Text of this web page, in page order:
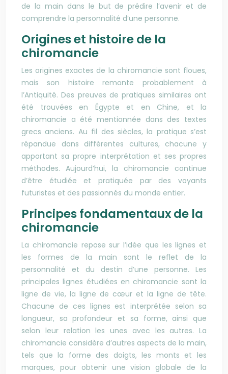
de la main dans le but de prédire l’avenir et de
comprendre la personnalité d’une personne.
Origines et histoire de la
chiromancie
Les origines exactes de la chiromancie sont floues,
mais son histoire remonte probablement à
l’Antiquité. Des preuves de pratiques similaires ont
été trouvées en Égypte et en Chine, et la
chiromancie a été mentionnée dans des textes
grecs anciens. Au fil des siècles, la pratique s’est
répandue dans différentes cultures, chacune y
apportant sa propre interprétation et ses propres
méthodes. Aujourd’hui, la chiromancie continue
d’être étudiée et pratiquée par des voyants
futuristes et des passionnés du monde entier.
Principes fondamentaux de la
chiromancie
La chiromancie repose sur l’idée que les lignes et
les formes de la main sont le reflet de la
personnalité et du destin d’une personne. Les
principales lignes étudiées en chiromancie sont la
ligne de vie, la ligne de cœur et la ligne de tête.
Chacune de ces lignes est interprétée selon sa
longueur, sa profondeur et sa forme, ainsi que
selon leur relation les unes avec les autres. La
chiromancie considère d’autres aspects de la main,
tels que la forme des doigts, les monts et les
marques, pour obtenir une vision globale de la